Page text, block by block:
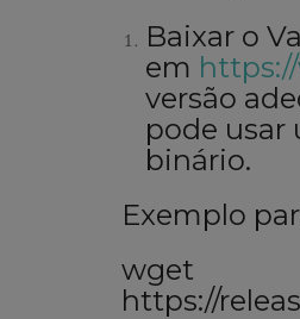
Baixar o
em
versão
pode usar
binário.
Exemplo
wget
https://